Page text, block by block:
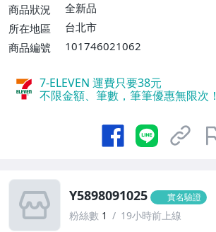
商品狀況
全新品
所在地區
台北市
商品編號
101746021062
7-ELEVEN 運費只要38元
不限金額、筆數，筆筆優惠無限次！
Y5898091025 實名驗證
粉絲數 1 19小時前上線